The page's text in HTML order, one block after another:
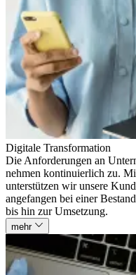
Digitale Transformation
Die Anforderungen an
nehmen kontinuierlich zu.
unterstützen wir unsere
angefangen bei einer
bis hin zur Umsetzung.
mehr